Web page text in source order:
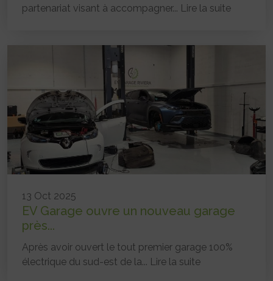
partenariat visant à accompagner... Lire la suite
13 Oct 2025
EV Garage ouvre un nouveau garage
près...
Après avoir ouvert le tout premier garage 100%
électrique du sud-est de la... Lire la suite